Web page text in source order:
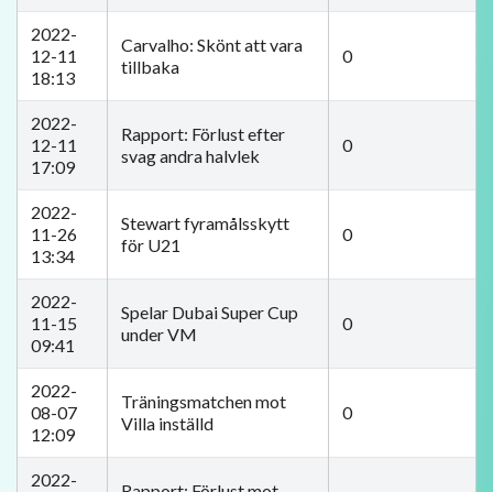
2022-
12-11
18:13
Carvalho: Skönt att vara
tillbaka
0
2022-
12-11
17:09
Rapport: Förlust efter
svag andra halvlek
0
2022-
11-26
13:34
Stewart fyramålsskytt
för U21
0
2022-
11-15
09:41
​Spelar Dubai Super Cup
under VM
0
2022-
08-07
12:09
​Träningsmatchen mot
Villa inställd
0
2022-